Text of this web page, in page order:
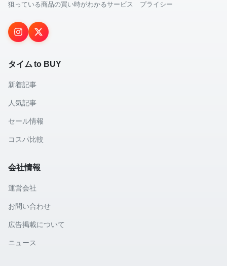
狙っている商品の買い時がわかるサービス プライシー
タイム to BUY
新着記事
人気記事
セール情報
コスパ比較
会社情報
運営会社
お問い合わせ
広告掲載について
ニュース